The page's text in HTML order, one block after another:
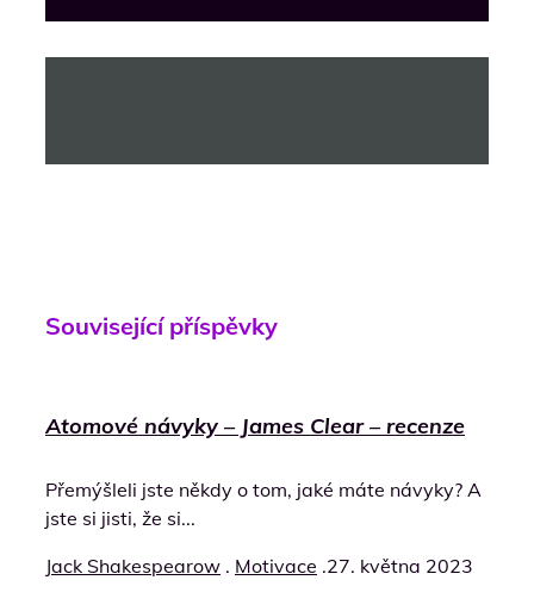
Související příspěvky
Atomové návyky – James Clear – recenze
Přemýšleli jste někdy o tom, jaké máte návyky? A
jste si jisti, že si...
Jack Shakespearow . Motivace .27. května 2023